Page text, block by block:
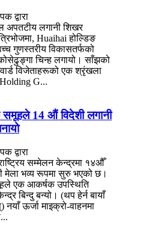
द्वारा
अपतटीय लगानी शिखर
Huaihai होल्डिङ
गुणस्तरीय विकासतर्फको
चिन्ह लगायो। साँझको
विजेताहरूको एक श्रृंखला
Holding G...
14 औं विदेशी लगानी
द्वारा
सम्मेलन केन्द्रमा १४औँ
मेला भव्य रूपमा सुरु भएको छ।
एक आकर्षक उपस्थिति
बिन्दु बन्यो। (थप हेर्न बायाँ
नयाँ ऊर्जा माइक्रो-वाहनमा